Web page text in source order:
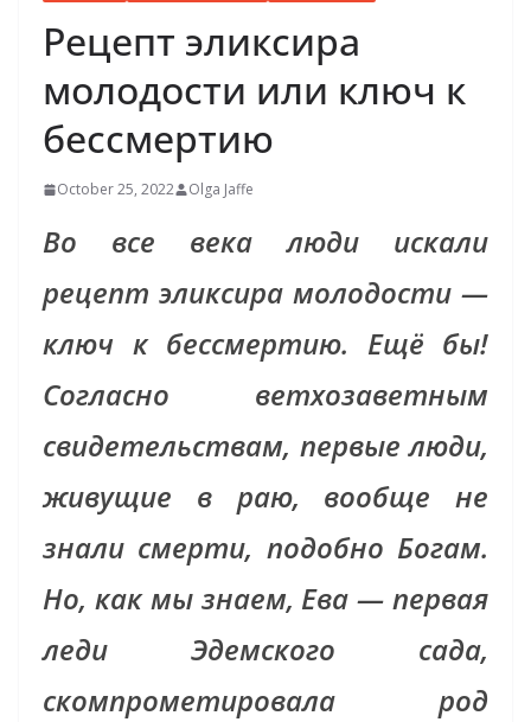
Рецепт эликсира
молодости или ключ к
бессмертию
October 25, 2022 Olga Jaffe
Во все века люди искали
рецепт эликсира молодости —
ключ к бессмертию. Ещё бы!
Согласно ветхозаветным
свидетельствам, первые люди,
живущие в раю, вообще не
знали смерти, подобно Богам.
Но, как мы знаем, Ева — первая
леди Эдемского сада,
скомпрометировала род